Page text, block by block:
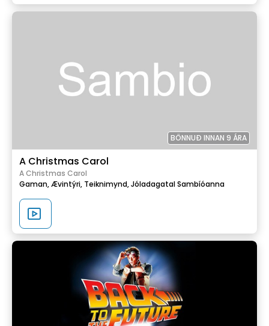
BÖNNUÐ INNAN 9 ÁRA
A Christmas Carol
A Christmas Carol
Gaman,Ævintýri, Teiknimynd,Jóladagatal Sambíóanna